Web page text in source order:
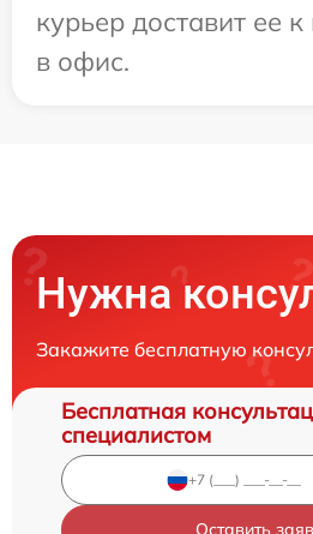
курьер доставит ее
в офис.
Нужна
Закажите бесплатную
Бесплатная
специалистом
Оставить